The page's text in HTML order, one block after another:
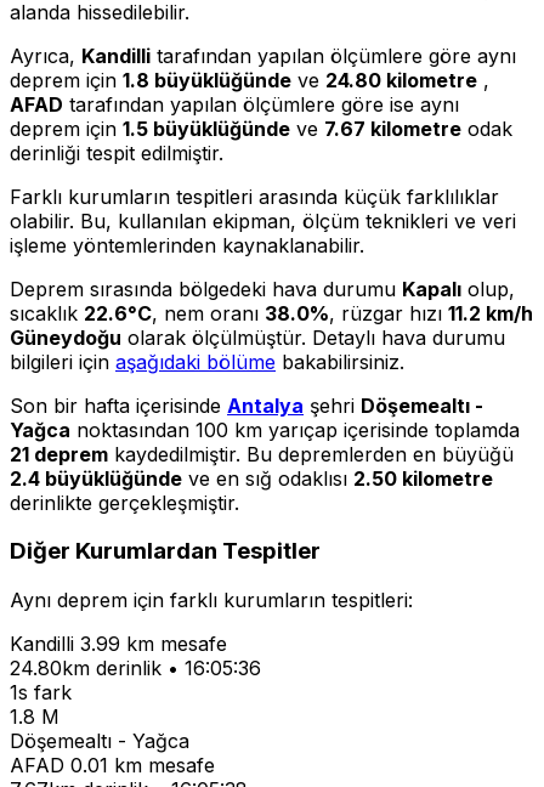
alanda hissedilebilir.
Ayrıca, Kandilli tarafından yapılan ölçümlere göre aynı
deprem için 1.8 büyüklüğünde ve 24.80 kilometre ,
AFAD tarafından yapılan ölçümlere göre ise aynı
deprem için 1.5 büyüklüğünde ve 7.67 kilometre odak
derinliği tespit edilmiştir.
Farklı kurumların tespitleri arasında küçük farklılıklar
olabilir. Bu, kullanılan ekipman, ölçüm teknikleri ve veri
işleme yöntemlerinden kaynaklanabilir.
Deprem sırasında bölgedeki hava durumu Kapalı olup,
sıcaklık 22.6°C, nem oranı 38.0%, rüzgar hızı 11.2 km/h
Güneydoğu olarak ölçülmüştür. Detaylı hava durumu
bilgileri için aşağıdaki bölüme bakabilirsiniz.
Son bir hafta içerisinde Antalya şehri Döşemealtı -
Yağca noktasından 100 km yarıçap içerisinde toplamda
21 deprem kaydedilmiştir. Bu depremlerden en büyüğü
2.4 büyüklüğünde ve en sığ odaklısı 2.50 kilometre
derinlikte gerçekleşmiştir.
Diğer Kurumlardan Tespitler
Aynı deprem için farklı kurumların tespitleri:
Kandilli 3.99 km mesafe
24.80km derinlik • 16:05:36
1s fark
1.8 M
Döşemealtı - Yağca
AFAD 0.01 km mesafe